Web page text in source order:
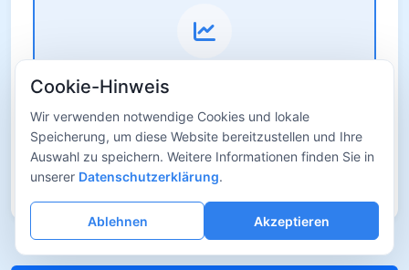
Attraktives Preis-Leistungs-Verhältnis
Hohe Integration, niedrige Wartungskosten und
breite Einsatzmöglichkeiten steigern Effizienz und
Datenqualität in Unternehmen und Laboren.
Cookie-Hinweis
Wir verwenden notwendige Cookies und lokale
Speicherung, um diese Website bereitzustellen und Ihre
Auswahl zu speichern. Weitere Informationen finden Sie in
unserer Datenschutzerklärung.
Ablehnen Akzeptieren